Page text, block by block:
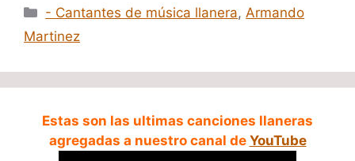
Categorías
- Cantantes de música llanera, Armando
Martinez
Estas son las ultimas canciones llaneras
agregadas a nuestro canal de YouTube